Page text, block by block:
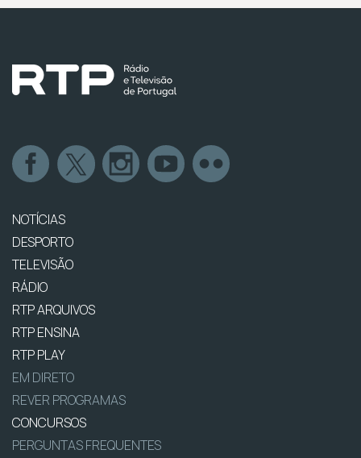
NOTÍCIAS
DESPORTO
TELEVISÃO
RÁDIO
RTP ARQUIVOS
RTP ENSINA
RTP PLAY
EM DIRETO
REVER PROGRAMAS
CONCURSOS
PERGUNTAS FREQUENTES